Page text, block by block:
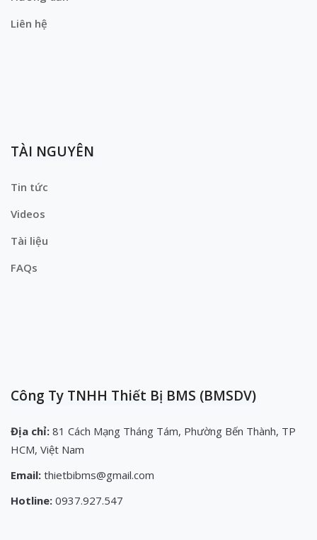
Liên hệ
TÀI NGUYÊN
Tin tức
Videos
Tài liệu
FAQs
Công Ty TNHH Thiết Bị BMS (BMSDV)
Địa chỉ: 81 Cách Mạng Tháng Tám, Phường Bến Thành, TP
HCM, Việt Nam
Email: thietbibms@gmail.com
Hotline: 0937.927.547